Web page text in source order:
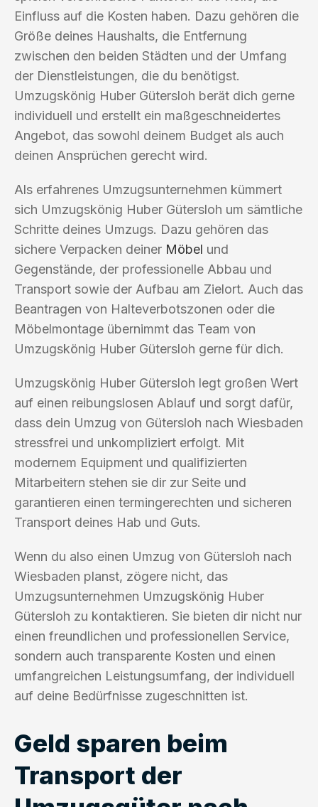
Einfluss auf die Kosten haben. Dazu gehören die
Größe deines Haushalts, die Entfernung
zwischen den beiden Städten und der Umfang
der Dienstleistungen, die du benötigst.
Umzugskönig Huber Gütersloh berät dich gerne
individuell und erstellt ein maßgeschneidertes
Angebot, das sowohl deinem Budget als auch
deinen Ansprüchen gerecht wird.
Als erfahrenes Umzugsunternehmen kümmert
sich Umzugskönig Huber Gütersloh um sämtliche
Schritte deines Umzugs. Dazu gehören das
sichere Verpacken deiner Möbel und
Gegenstände, der professionelle Abbau und
Transport sowie der Aufbau am Zielort. Auch das
Beantragen von Halteverbotszonen oder die
Möbelmontage übernimmt das Team von
Umzugskönig Huber Gütersloh gerne für dich.
Umzugskönig Huber Gütersloh legt großen Wert
auf einen reibungslosen Ablauf und sorgt dafür,
dass dein Umzug von Gütersloh nach Wiesbaden
stressfrei und unkompliziert erfolgt. Mit
modernem Equipment und qualifizierten
Mitarbeitern stehen sie dir zur Seite und
garantieren einen termingerechten und sicheren
Transport deines Hab und Guts.
Wenn du also einen Umzug von Gütersloh nach
Wiesbaden planst, zögere nicht, das
Umzugsunternehmen Umzugskönig Huber
Gütersloh zu kontaktieren. Sie bieten dir nicht nur
einen freundlichen und professionellen Service,
sondern auch transparente Kosten und einen
umfangreichen Leistungsumfang, der individuell
auf deine Bedürfnisse zugeschnitten ist.
Geld sparen beim
Transport der